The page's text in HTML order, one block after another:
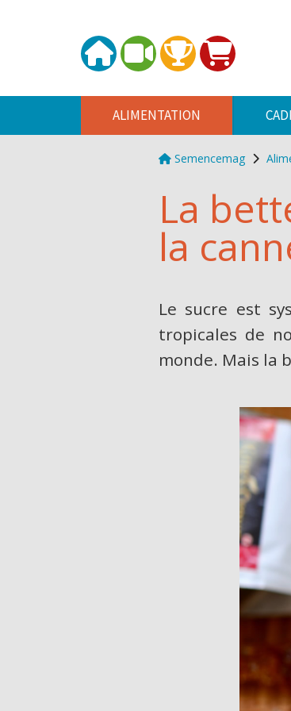
Semencemag
La
la
Le sucre est
tropicales de
monde. Mais la
ALIMENTATION